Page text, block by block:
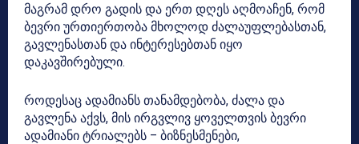
მაგრამ დრო გადის და ერთ დღეს აღმოაჩენ, რომ
ბევრი ურთიერთობა მხოლოდ ძალაუფლებასთან,
გავლენასთან და ინტერესებთან იყო
დაკავშირებული.
როდესაც ადამიანს თანამდებობა, ძალა და
გავლენა აქვს, მის ირგვლივ ყოველთვის ბევრი
ადამიანი ტრიალებს – ბიზნესმენები,